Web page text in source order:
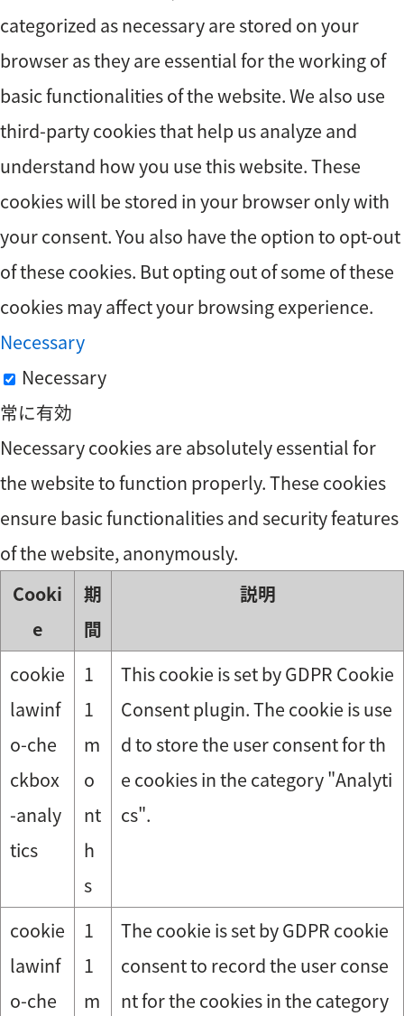
categorized as necessary are stored on your
browser as they are essential for the working of
basic functionalities of the website. We also use
third-party cookies that help us analyze and
understand how you use this website. These
cookies will be stored in your browser only with
your consent. You also have the option to opt-out
of these cookies. But opting out of some of these
cookies may affect your browsing experience.
Necessary
Necessary
常に有効
Necessary cookies are absolutely essential for
the website to function properly. These cookies
ensure basic functionalities and security features
of the website, anonymously.
Cooki
e
期
間
説明
cookie
lawinf
o-che
ckbox
-analy
tics
1
1
m
o
nt
h
s
This cookie is set by GDPR Cookie
Consent plugin. The cookie is use
d to store the user consent for th
e cookies in the category "Analyti
cs".
cookie
lawinf
o-che
1
1
m
The cookie is set by GDPR cookie
consent to record the user conse
nt for the cookies in the category